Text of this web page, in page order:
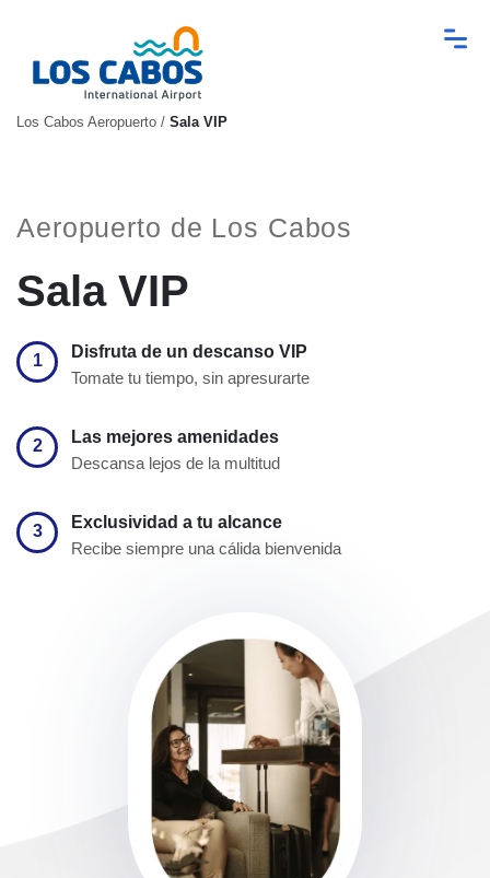
Los Cabos Aeropuerto / Sala VIP
Aeropuerto de Los Cabos
Sala VIP
1
Disfruta de un descanso VIP
Tomate tu tiempo, sin apresurarte
2
Las mejores amenidades
Descansa lejos de la multitud
3
Exclusividad a tu alcance
Recibe siempre una cálida bienvenida